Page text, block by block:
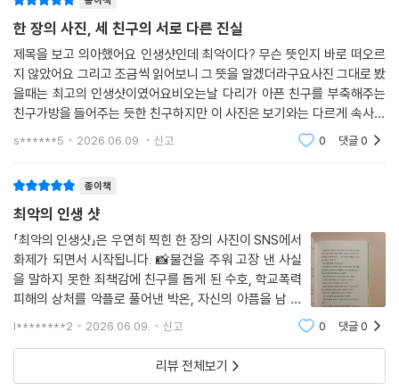
자신이 받은 용기의 불씨를 다른 이에게 전할 줄 아는 마음, 그렇게 서로가
서로에게 손을 내밀고, 서로가 서로의 손을 붙들고, 서로가 서로를 마주하
게 되는 순간이야말로 우리들의 인생 샷은 완성된다고, 작가는 작품을 통
해 말하고 있다.
서툴고 거친 나의 모습이 못나고 초라해 보인다면, 누구에게도 들키고 싶
지 않은 모습 때문에 고민하고 있다면, 수호와 온, 태주의 마음을 찬찬히 따
될 진정한 인생 샷을 비추고 있을 테니.
교과 연계
4학년 1학기 국어 1. 깊이 있게 읽어요
4학년 2학기 국어 1. 비교하며 읽어요
4학년 2학기 국어 4. 책 속의 길을 따라
4학년 2학기 국어 8. 느끼고 표현해요
5학년 1학기 국어 10. 주인공이 되어
6학년 1학기 국어 9. 마음을 나누는 글을 써요
한 장의 사진, 세 친구의 서로 다른 진실
제목을 보고 의아했어요 인생샷인데 최악이다? 무슨 뜻인지 바로 떠오르
지 않았어요 그리고 조금씩 읽어보니 그 뜻을 알겠더라구요사진 그대로 봤
을때는 최고의 인생샷이였어요비오는날 다리가 아픈 친구를 부축해주는
친구가방을 들어주는 듯한 친구하지만 이 사진은 보기와는 다르게 속사정
은 완전 다르죠 들어주는게 아니라 던지려고 한것이고부축해주는 듯하지
s******5 2026.06.09. 신고 0 댓글0
종이책
최악의 인생 샷
「최악의 인생샷」은 우연히 찍힌 한 장의 사진이 SNS에서
화제가 되면서 시작됩니다. 📸물건을 주워 고장 낸 사실
을 말하지 못한 죄책감에 친구를 돕게 된 수호, 학교폭력
피해의 상처를 악플로 풀어낸 박온, 자신의 아픔을 남 탓
으로 돌리던 서태주.세 아이는 저마다 다른 비밀과 상처를
만들어 냅니다.특히 인상적이었던 건
l********2 2026.06.09. 신고 0 댓글0
리뷰 전체보기